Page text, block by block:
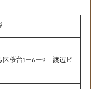
区桜台1－6－9 渡辺ビ